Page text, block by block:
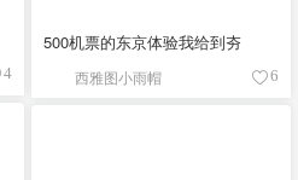
500机票的东京体验我给到夯
西雅图小雨帽 6
4